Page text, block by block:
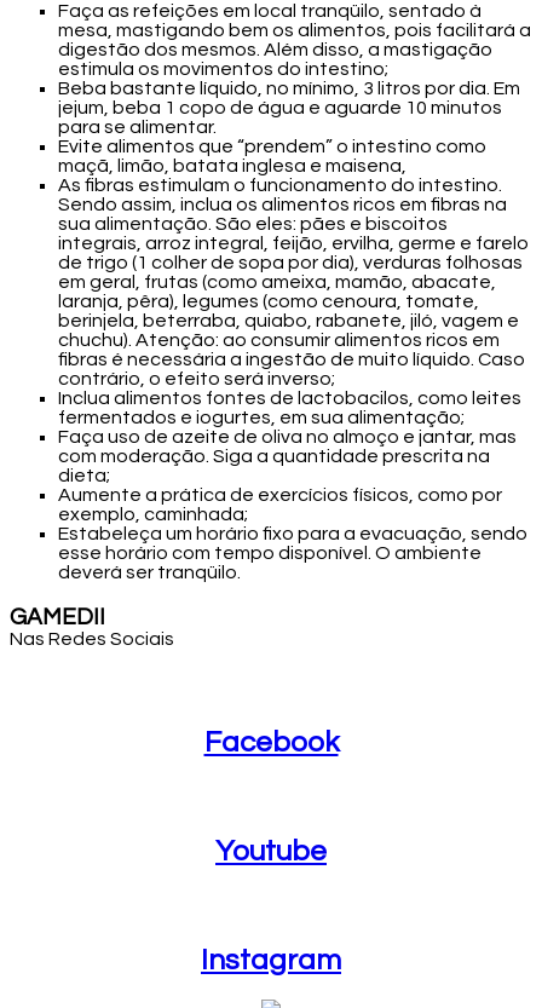
Faça as refeições em local tranqüilo, sentado à
mesa, mastigando bem os alimentos, pois facilitará a
digestão dos mesmos. Além disso, a mastigação
estimula os movimentos do intestino;
Beba bastante líquido, no mínimo, 3 litros por dia. Em
jejum, beba 1 copo de água e aguarde 10 minutos
para se alimentar.
Evite alimentos que “prendem” o intestino como
maçã, limão, batata inglesa e maisena,
As fibras estimulam o funcionamento do intestino.
Sendo assim, inclua os alimentos ricos em fibras na
sua alimentação. São eles: pães e biscoitos
integrais, arroz integral, feijão, ervilha, germe e farelo
de trigo (1 colher de sopa por dia), verduras folhosas
em geral, frutas (como ameixa, mamão, abacate,
laranja, pêra), legumes (como cenoura, tomate,
berinjela, beterraba, quiabo, rabanete, jiló, vagem e
chuchu). Atenção: ao consumir alimentos ricos em
fibras é necessária a ingestão de muito líquido. Caso
contrário, o efeito será inverso;
Inclua alimentos fontes de lactobacilos, como leites
fermentados e iogurtes, em sua alimentação;
Faça uso de azeite de oliva no almoço e jantar, mas
com moderação. Siga a quantidade prescrita na
dieta;
Aumente a prática de exercícios físicos, como por
exemplo, caminhada;
Estabeleça um horário fixo para a evacuação, sendo
esse horário com tempo disponível. O ambiente
deverá ser tranqüilo.
GAMEDII
Nas Redes Sociais
Facebook
Youtube
Instagram